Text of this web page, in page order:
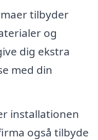
tilbyder
og
dig ekstra
med din
installationen
også tilbyde